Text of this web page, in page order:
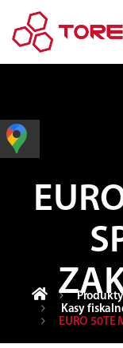
Produkty
Kasy
EURO 50TE